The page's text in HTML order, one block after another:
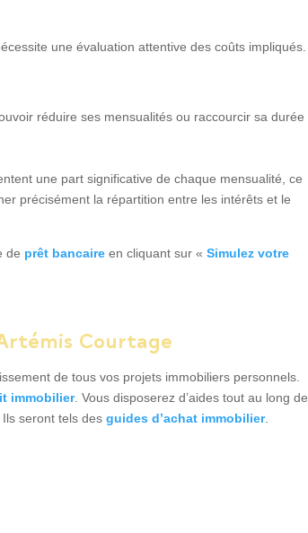
une évaluation attentive des coûts impliqués.
réduire ses mensualités ou raccourcir sa durée
une part significative de chaque mensualité, ce
précisément la répartition entre les intérêts et le
de prêt bancaireen cliquant sur « Simulez votre
Courtage
de tous vos projets immobiliers personnels.
immobilier. Vous disposerez d’aides tout au long de
Ils seront tels des guides d’achat immobilier.